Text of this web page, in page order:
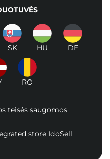
SK HU DE
RO
teisės saugomos